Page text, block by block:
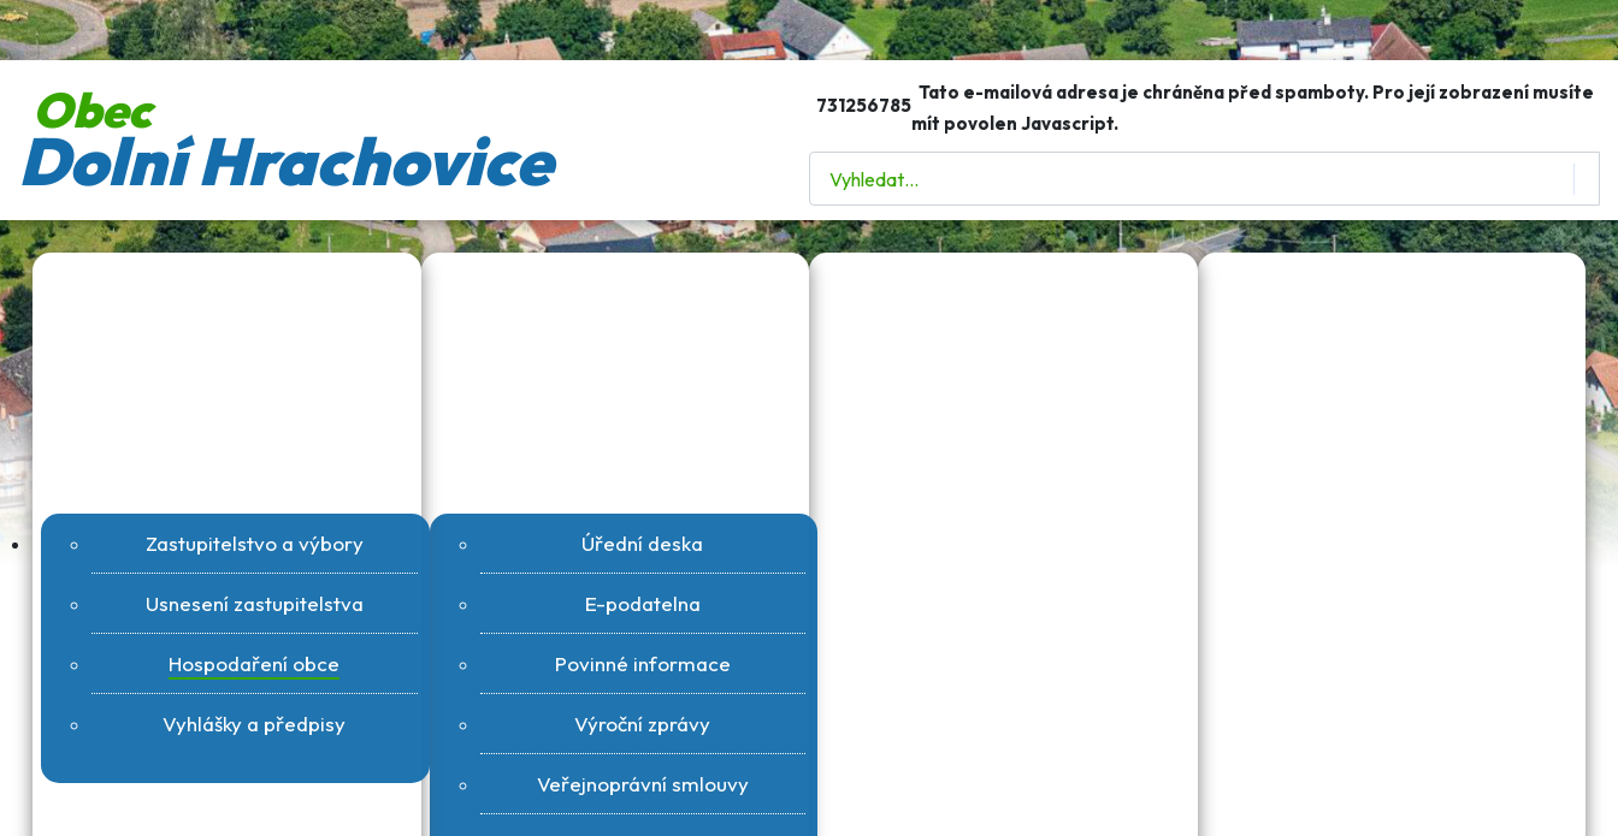
Obec
Dolní Hrachovice
731256785
Tato e-mailová adresa je chráněna před spamboty. Pro její zobrazení musíte
mít povolen Javascript.
Zastupitelstvo a výbory
Usnesení zastupitelstva
Hospodaření obce
Vyhlášky a předpisy
Úřední deska
E-podatelna
Povinné informace
Výroční zprávy
Veřejnoprávní smlouvy